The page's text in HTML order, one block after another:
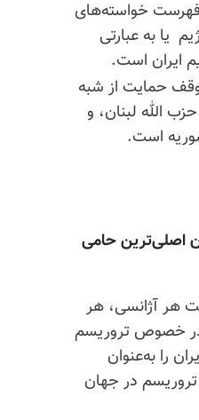
فهرست خواسته‌های
یا به عبارتی
ایران است.
حمایت از شبه
الله لبنان، و
است.
اصلی‌ترین حامی
هر آژانسی، هر
در خصوص تروریسم
را به‌عنوان
در جهان